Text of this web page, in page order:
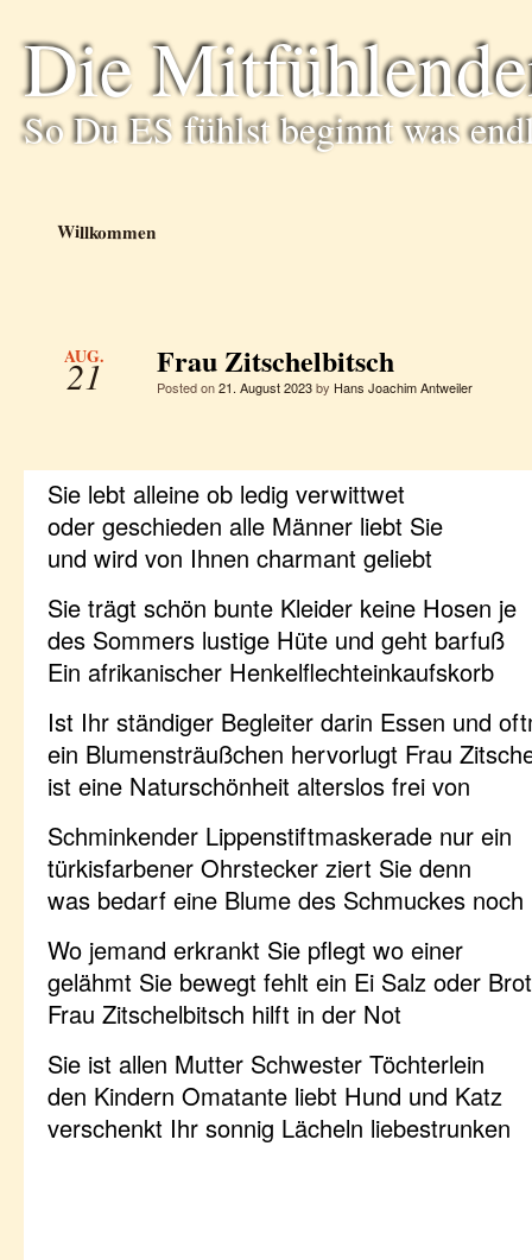
Die
So Du ES fühlst beginnt was
Willkommen
AUG.
21 Frau Zitschelbitsch
Posted on21. August 2023by Hans Joachim Antweiler
Sie lebt alleine ob ledig verwittwet
oder geschieden alle Männer liebt Sie
und wird von Ihnen charmant geliebt
Sie trägt schön bunte Kleider keine Hosen je
des Sommers lustige Hüte und geht barfuß
Ein afrikanischer Henkelflechteinkaufskorb
Ist Ihr ständiger Begleiter darin Essen und
ein Blumensträußchen hervorlugt Frau
ist eine Naturschönheit alterslos frei von
Schminkender Lippenstiftmaskerade nur ein
türkisfarbener Ohrstecker ziert Sie denn
was bedarf eine Blume des Schmuckes noch
Wo jemand erkrankt Sie pflegt wo einer
gelähmt Sie bewegt fehlt ein Ei Salz oder Brot
Frau Zitschelbitsch hilft in der Not
Sie ist allen Mutter Schwester Töchterlein
den Kindern Omatante liebt Hund und Katz
verschenkt Ihr sonnig Lächeln liebestrunken